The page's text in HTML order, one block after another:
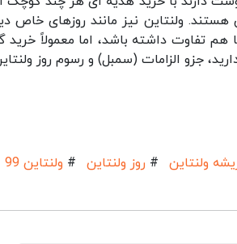
ولنتاین نیز مانند روزهای
تفاوت داشته باشد، اما معمولاً
جزو الزامات (سمبل) و رسوم روز
ولنتاین # روز ولنتاین # ولنتاین 99